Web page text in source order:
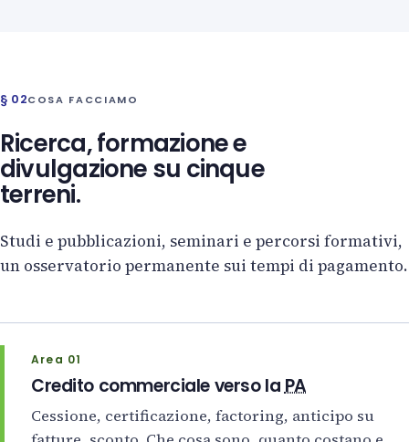
§ 02COSA FACCIAMO
Ricerca, formazione e
divulgazione su cinque
terreni.
Studi e pubblicazioni, seminari e percorsi formativi,
un osservatorio permanente sui tempi di pagamento.
Area 01
Credito commerciale verso laPA
Cessione, certificazione, factoring, anticipo su